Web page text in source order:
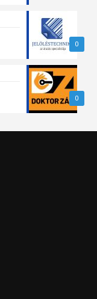
0
0